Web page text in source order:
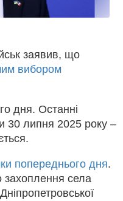
заявив, що
вибором
дня. Останні
30 липня 2025 року –
попереднього дня.
села